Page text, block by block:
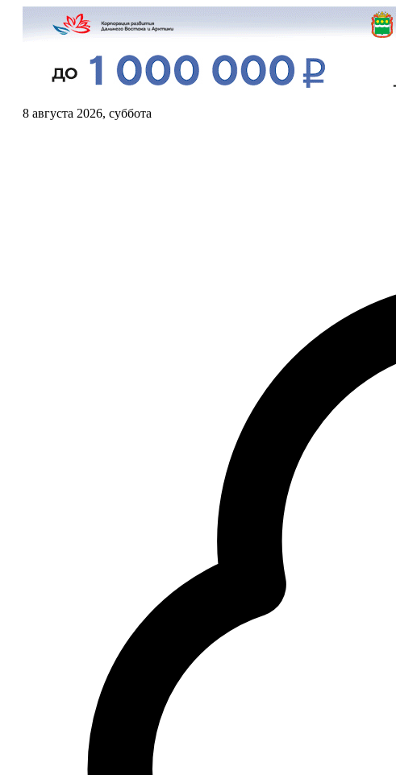
8 августа 2026, суббота